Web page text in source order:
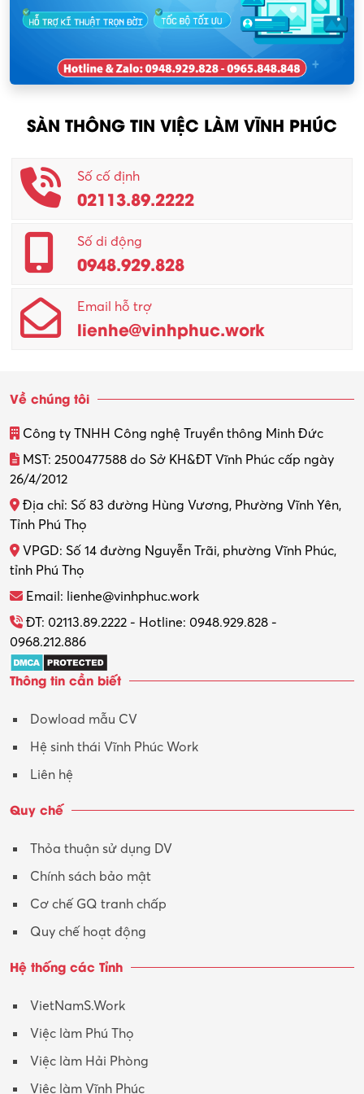
Nhân viên kinh doanh
Nhân viên thu mua
Nhân viên CSKH
Phục vụ khác
Promotion Girl (PG)
Quản lý – Giám đốc
Quản lý chất lượng – QC
Quản lý sản xuất
Quản trị kinh doanh
Thiết kế nội thất
Thợ máy – Ô tô – Xe máy
Thực tập
Tổ chức sự kiện – Quà tặng
Trợ lý
Tư vấn
Tư vấn – Kiến trúc
Y tế-Dược
KCN Sông Lô I
KCN Tam Dương
SÀN THÔNG TIN VIỆC LÀM VĨNH PHÚC
Số cố định
02113.89.2222
Số di động
0948.929.828
Email hỗ trợ
lienhe@vinhphuc.work
Về chúng tôi
Công ty TNHH Công nghệ Truyền thông Minh Đức
MST: 2500477588 do Sở KH&ĐT Vĩnh Phúc cấp ngày
26/4/2012
Địa chỉ: Số 83 đường Hùng Vương, Phường Vĩnh Yên,
Tỉnh Phú Thọ
VPGD: Số 14 đường Nguyễn Trãi, phường Vĩnh Phúc,
tỉnh Phú Thọ
Email: lienhe@vinhphuc.work
ĐT: 02113.89.2222 - Hotline: 0948.929.828 -
0968.212.886
Thông tin cần biết
Dowload mẫu CV
Hệ sinh thái Vĩnh Phúc Work
Liên hệ
Quy chế
Thỏa thuận sử dụng DV
Chính sách bảo mật
Cơ chế GQ tranh chấp
Quy chế hoạt động
Hệ thống các Tỉnh
VietNamS.Work
Việc làm Phú Thọ
Việc làm Hải Phòng
Việc làm Vĩnh Phúc